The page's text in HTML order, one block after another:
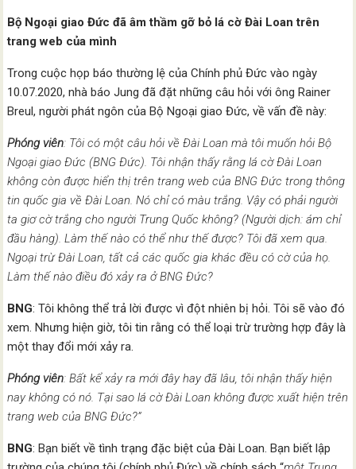
Bộ Ngoại giao Đức đã âm thầm gỡ bỏ lá cờ Đài Loan trên
trang web của mình
Trong cuộc họp báo thường lệ của Chính phủ Đức vào ngày
10.07.2020, nhà báo Jung đã đặt những câu hỏi với ông Rainer
Breul, người phát ngôn của Bộ Ngoại giao Đức, về vấn đề này:
Phóng viên: Tôi có một câu hỏi về Đài Loan mà tôi muốn hỏi Bộ
Ngoại giao Đức (BNG Đức). Tôi nhận thấy rằng lá cờ Đài Loan
không còn được hiển thị trên trang web của BNG Đức trong thông
tin quốc gia về Đài Loan. Nó chỉ có màu trắng. Vậy có phải người
ta giơ cờ trắng cho người Trung Quốc không? (Người dịch: ám chỉ
đầu hàng). Làm thế nào có thể như thế được? Tôi đã xem qua.
Ngoại trừ Đài Loan, tất cả các quốc gia khác đều có cờ của họ.
Làm thế nào điều đó xảy ra ở BNG Đức?
BNG: Tôi không thể trả lời được vì đột nhiên bị hỏi. Tôi sẽ vào đó
xem. Nhưng hiện giờ, tôi tin rằng có thể loại trừ trường hợp đây là
một thay đổi mới xảy ra.
Phóng viên: Bất kể xảy ra mới đây hay đã lâu, tôi nhận thấy hiện
nay không có nó. Tại sao lá cờ Đài Loan không được xuất hiện trên
trang web của BNG Đức?”
BNG: Bạn biết về tình trạng đặc biệt của Đài Loan. Bạn biết lập